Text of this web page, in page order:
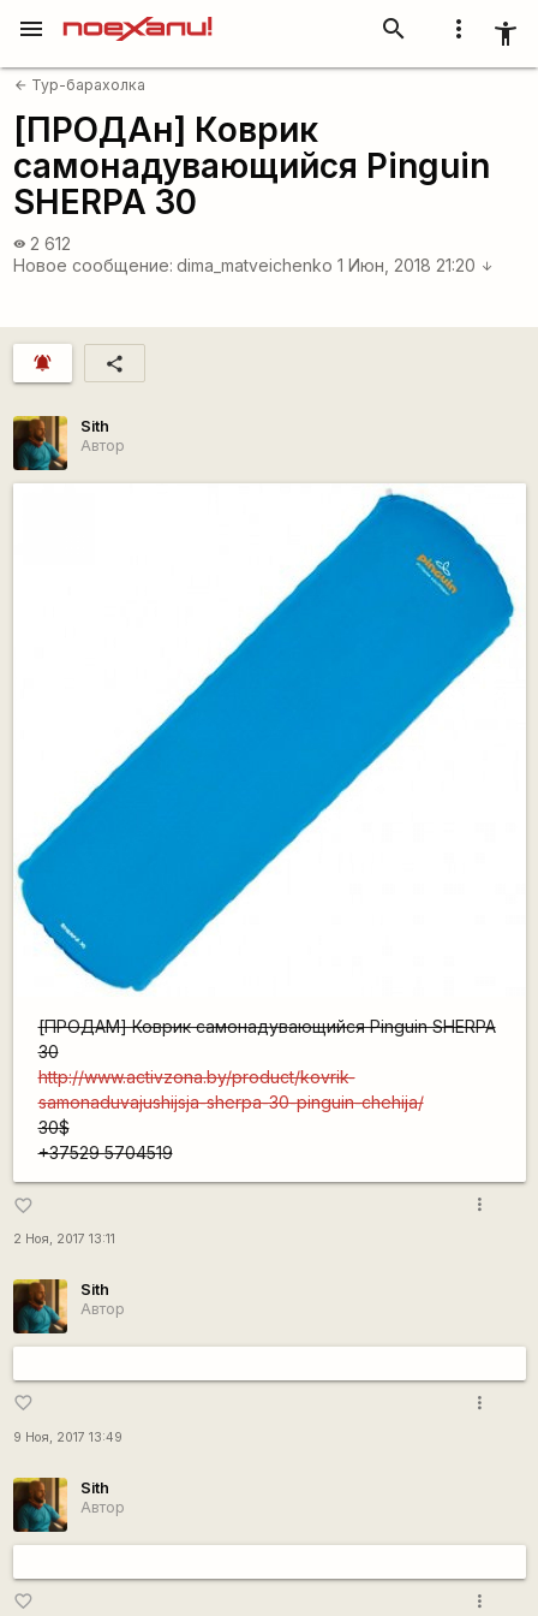
more_vert accessibility_new
search
menu
arrow_back Тур-барахолка
[ПРОДАн] Коврик
самонадувающийся Pinguin
SHERPA 30
visibility 2 612
Новое сообщение: dima_matveichenko 1 Июн, 2018 21:20 arrow_downward
notifications_active share
Sith
Автор
[ПРОДАМ] Коврик самонадувающийся Pinguin SHERPA
30
http://www.activzona.by/product/kovrik-
samonaduvajushijsja-sherpa-30-pinguin-chehija/
30$
+37529 5704519
favorite_border
2 Ноя, 2017 13:11
more_vert
Sith
Автор
favorite_border
9 Ноя, 2017 13:49
more_vert
Sith
Автор
favorite_border more_vert